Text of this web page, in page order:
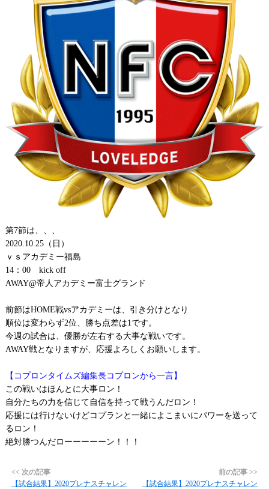
第7節は、、、
2020.10.25（日）
ｖｓアカデミー福島
14：00 kick off
AWAY@帝人アカデミー富士グランド
前節はHOME戦vsアカデミーは、引き分けとなり
順位は変わらず2位、勝ち点差は1です。
今週の試合は、優勝が左右する大事な戦いです。
AWAY戦となりますが、応援よろしくお願いします。
【コプロンタイムズ編集長コプロンから一言】
この戦いはほんとに大事ロン！
自分たちの力を信じて自信を持って戦うんだロン！
応援には行けないけどコプランと一緒によこまいにパワーを送って
るロン！
絶対勝つんだローーーーーン！！！
<< 次の記事
【試合結果】2020プレナスチャレン
前の記事 >>
【試合結果】2020プレナスチャレン